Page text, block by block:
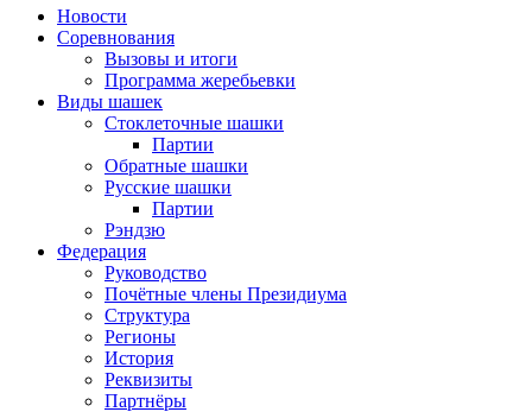
Новости
Соревнования
Вызовы и итоги
Программа жеребьевки
Виды шашек
Стоклеточные шашки
Партии
Обратные шашки
Русские шашки
Партии
Рэндзю
Федерация
Руководство
Почётные члены Президиума
Структура
Регионы
История
Реквизиты
Партнёры